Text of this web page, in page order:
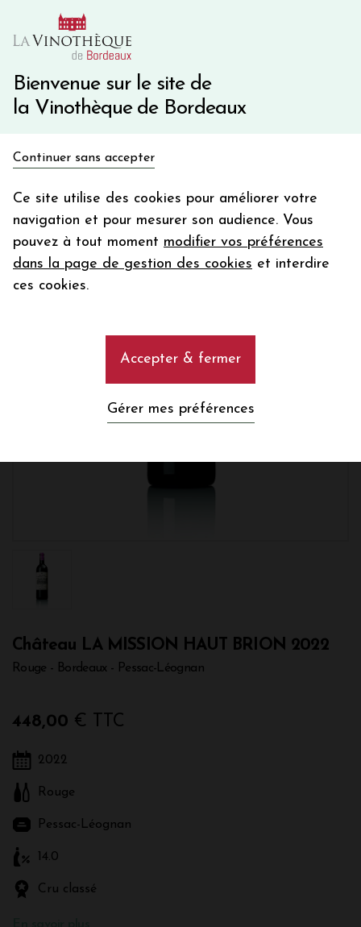
Bienvenue sur le site de
la Vinothèque de Bordeaux
Continuer sans accepter
Ce site utilise des cookies pour améliorer votre
navigation et pour mesurer son audience. Vous
pouvez à tout moment modifier vos préférences
dans la page de gestion des cookies et interdire
ces cookies.
Accepter & fermer
Gérer mes préférences
10€ de remise immédiate sur votre première commande
Une question ?
Château LA MISSION HAUT BRION 2022
Rouge - Bordeaux - Pessac-Léognan
448,00 € TTC
2022
Rouge
Pessac-Léognan
14.0
Cru classé
en bon d'achat
Votre
email
En m’abonnant, j’accepte de recevoir la newsletter de la